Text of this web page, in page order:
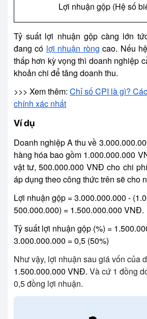
Lợi nhuận gộp (Hệ số
Tỷ suất lợi nhuận gộp càng lớn
đang có lợi nhuận ròng cao. Nếu
thấp hơn kỳ vọng thì doanh nghiệp
khoản chi để tăng doanh thu.
>>> Xem thêm: Chỉ số CPI là gì?
chính xác nhất
Ví dụ
Doanh nghiệp A thu về
hàng hóa bao gồm 1.000.000.000
vật tư, 500.000.000 VNĐ cho chi
áp dụng theo công thức trên sẽ cho
Lợi nhuận gộp = 3.000.000.000 -
500.000.000) = 1.500.000.000 VNĐ.
Tỷ suất lợi nhuận gộp (%) =
3.000.000.000 = 0,5 (50%)
Như vậy, lợi nhuận sau giá vốn của
1.500.000.000 VNĐ. Và cứ 1 đồng
0,5 đồng lợi nhuận.